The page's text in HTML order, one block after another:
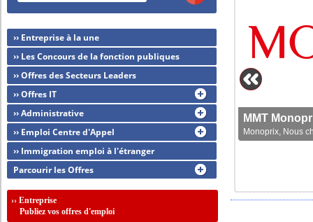
MMT
Monoprix, Nous
›› Entreprise à la une
›› Les Concours de la fonction publiques
›› Offres des Secteurs Leaders
›› Offres IT
›› Administrative
›› Emploi Centre d'Appel
›› Immigration emploi à l'étranger
Parcourir les Offres
››Entreprise
Publiez vos offres d'emploi